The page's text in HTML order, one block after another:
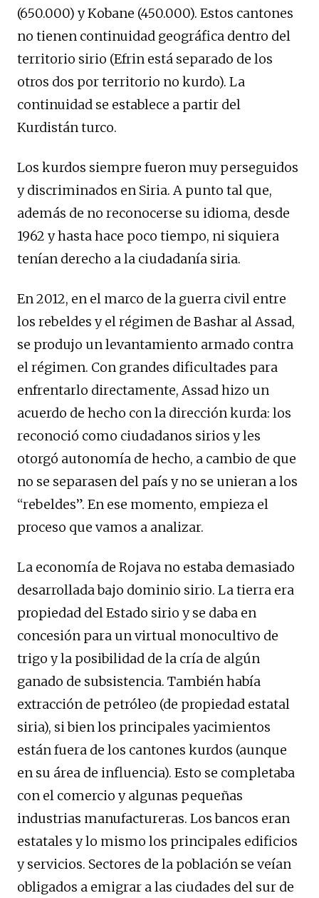
(650.000) y Kobane (450.000). Estos cantones
no tienen continuidad geográfica dentro del
territorio sirio (Efrin está separado de los
otros dos por territorio no kurdo). La
continuidad se establece a partir del
Kurdistán turco.
Los kurdos siempre fueron muy perseguidos
y discriminados en Siria. A punto tal que,
además de no reconocerse su idioma, desde
1962 y hasta hace poco tiempo, ni siquiera
tenían derecho a la ciudadanía siria.
En 2012, en el marco de la guerra civil entre
los rebeldes y el régimen de Bashar al Assad,
se produjo un levantamiento armado contra
el régimen. Con grandes dificultades para
enfrentarlo directamente, Assad hizo un
acuerdo de hecho con la dirección kurda: los
reconoció como ciudadanos sirios y les
otorgó autonomía de hecho, a cambio de que
no se separasen del país y no se unieran a los
“rebeldes”. En ese momento, empieza el
proceso que vamos a analizar.
La economía de Rojava no estaba demasiado
desarrollada bajo dominio sirio. La tierra era
propiedad del Estado sirio y se daba en
concesión para un virtual monocultivo de
trigo y la posibilidad de la cría de algún
ganado de subsistencia. También había
extracción de petróleo (de propiedad estatal
siria), si bien los principales yacimientos
están fuera de los cantones kurdos (aunque
en su área de influencia). Esto se completaba
con el comercio y algunas pequeñas
industrias manufactureras. Los bancos eran
estatales y lo mismo los principales edificios
y servicios. Sectores de la población se veían
obligados a emigrar a las ciudades del sur de